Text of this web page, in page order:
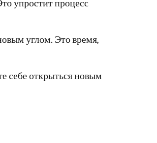
упростит процесс
углом. Это время,
себе открыться новым